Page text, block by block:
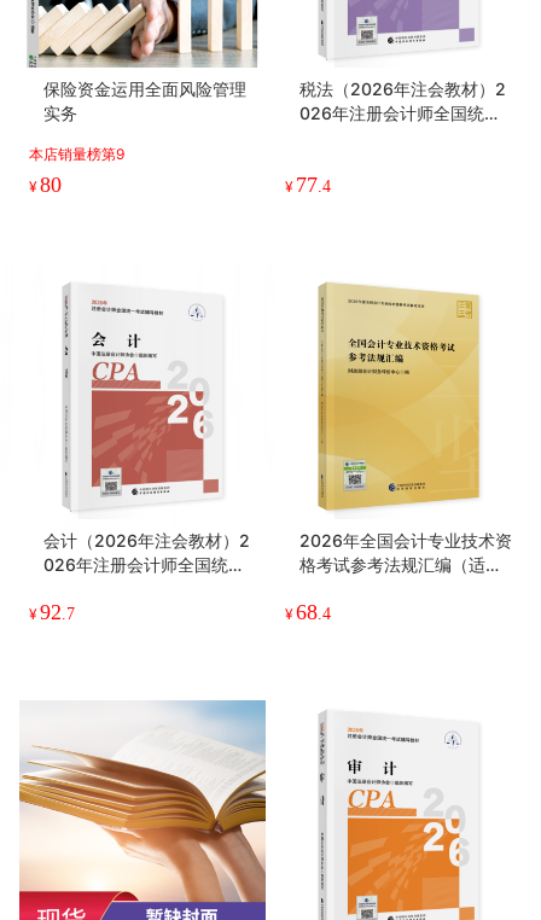
保险资金运用全面风险管理
实务
本店销量榜第9
¥80
税法（2026年注会教材）2
026年注册会计师全国统一
¥ 77 .4
会计（2026年注会教材）2
026年注册会计师全国统一
注册会计师协会组织编写
¥92 .7
2026年全国会计专业技术资
格考试参考法规汇编（适用
题集)
¥68 .4